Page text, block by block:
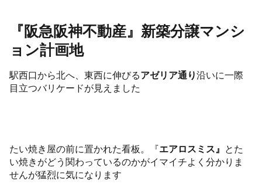
『阪急阪神不動産』新築分譲マンシ
ョン計画地
駅西口から北へ、東西に伸びるアゼリア通り沿いに一際
目立つバリケードが見えました
たい焼き屋の前に置かれた看板。『エアロスミス』 とた
い焼きがどう関わっているのかがイマイチよく分かりま
せんが猛烈に気になります